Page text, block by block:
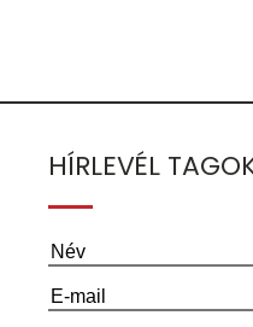
HÍRLEVÉL
Név(Kötelező)
Email(Kötelező)